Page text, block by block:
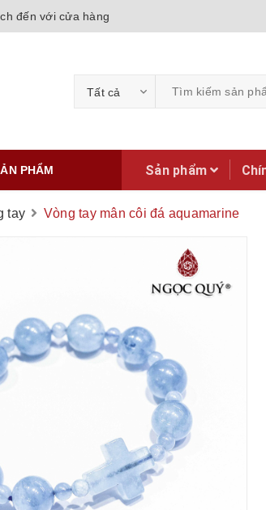
đến với cửa hàng
Tất cả
PHẨM Sản phẩm
tay Vòng tay mân côi đá aquamarine